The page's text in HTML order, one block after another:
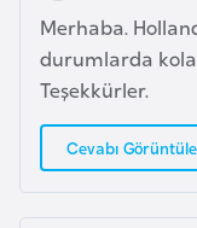
Merhaba.
durumlarda
Teşekkürler.
Cevabı Görüntüle
n
E
s
o
n